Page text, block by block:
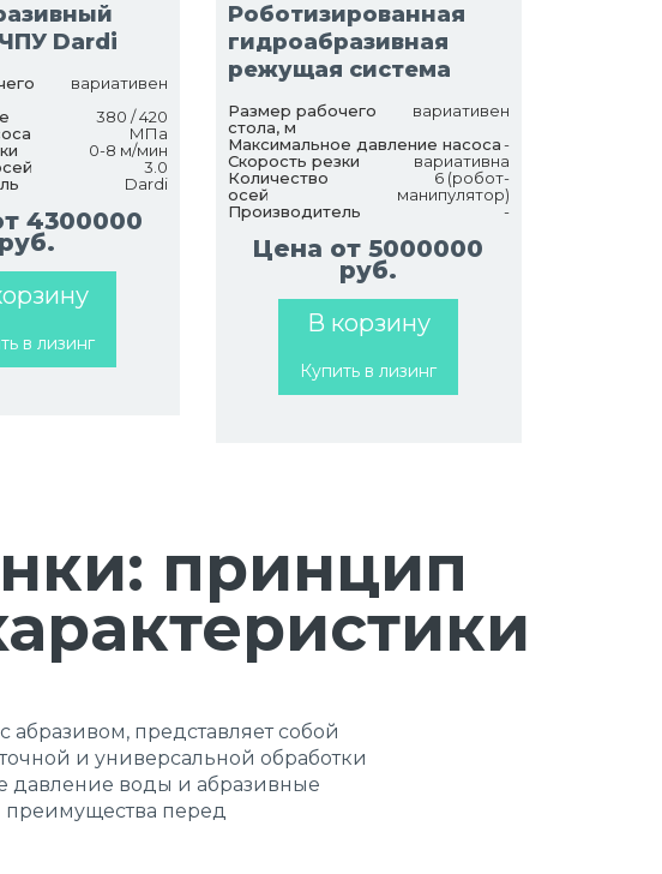
Dardi
вариативен
380 / 420
МПа
0-8 м/мин
3.0
Dardi
4300000
руб.
в лизинг
Роботизированная
гидроабразивная
режущая система
Размер рабочего
стола, м
вариативен
Максимальное давление насоса-
Скорость резки
вариативна
Количество
осей
6 (робот-
манипулятор)
Производитель
-
Цена от 5000000
руб.
В корзину
Купить в лизинг
принцип
абразивом, представляет собой
и универсальной обработки
давление воды и абразивные
преимущества перед